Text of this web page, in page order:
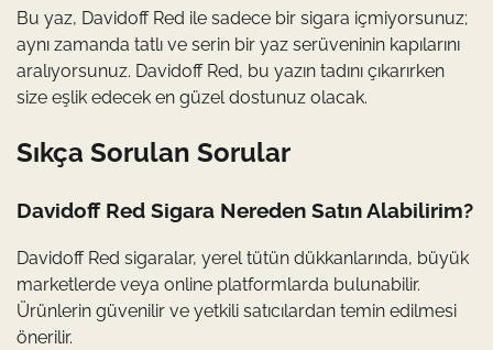
Bu yaz, Davidoff Red ile sadece bir sigara içmiyorsunuz;
aynı zamanda tatlı ve serin bir yaz serüveninin kapılarını
aralıyorsunuz. Davidoff Red, bu yazın tadını çıkarırken
size eşlik edecek en güzel dostunuz olacak.
Sıkça Sorulan Sorular
Davidoff Red Sigara Nereden Satın Alabilirim?
Davidoff Red sigaralar, yerel tütün dükkanlarında, büyük
marketlerde veya online platformlarda bulunabilir.
Ürünlerin güvenilir ve yetkili satıcılardan temin edilmesi
önerilir.